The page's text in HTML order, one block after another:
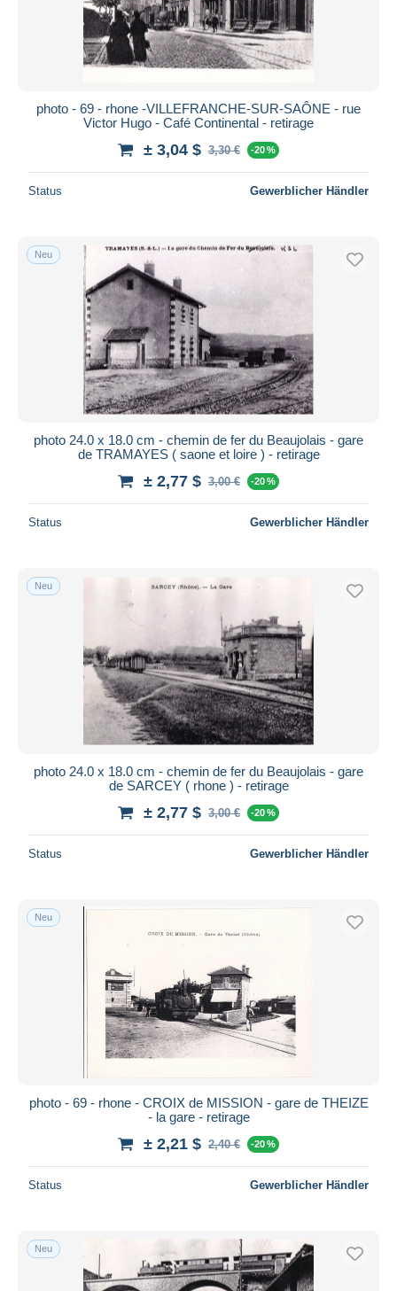
photo - 69 - rhone -VILLEFRANCHE-SUR-SAÔNE - rue
Victor Hugo - Café Continental - retirage
± 3,04 $ 3,30 € -20 %
Status Gewerblicher Händler
Neu
photo 24.0 x 18.0 cm - chemin de fer du Beaujolais - gare
de TRAMAYES ( saone et loire ) - retirage
± 2,77 $ 3,00 € -20 %
Status Gewerblicher Händler
Neu
photo 24.0 x 18.0 cm - chemin de fer du Beaujolais - gare
de SARCEY ( rhone ) - retirage
± 2,77 $ 3,00 € -20 %
Status Gewerblicher Händler
Neu
photo - 69 - rhone - CROIX de MISSION - gare de THEIZE
- la gare - retirage
± 2,21 $ 2,40 € -20 %
Status Gewerblicher Händler
Neu